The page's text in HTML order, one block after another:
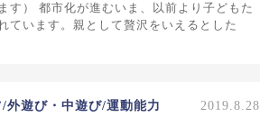
す） 都市化が進むいま、以前より子どもた
ています。親として贅沢をいえるとした
遊び・中遊び/運動能力 2019.8.28